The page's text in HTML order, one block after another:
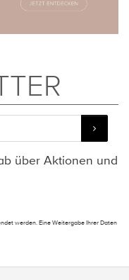
über Aktionen und
werden. Eine Weitergabe Ihrer Daten